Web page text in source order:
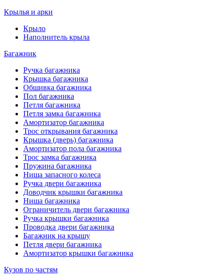
Крылья и арки
Крыло
Наполнитель крыла
Багажник
Ручка багажника
Крышка багажника
Обшивка багажника
Пол багажника
Петля багажника
Петля замка багажника
Амортизатор багажника
Трос открывания багажника
Крышка (дверь) багажника
Амортизатор пола багажника
Трос замка багажника
Пружина багажника
Ниша запасного колеса
Ручка двери багажника
Доводчик крышки багажника
Ниша багажника
Ограничитель двери багажника
Ручка крышки багажника
Проводка двери багажника
Багажник на крышу
Петля двери багажника
Амортизатор крышки багажника
Кузов по частям